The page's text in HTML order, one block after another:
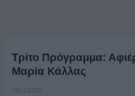
Τρίτο Πρόγραμμα:
Μαρία Κάλλας
28/11/2025